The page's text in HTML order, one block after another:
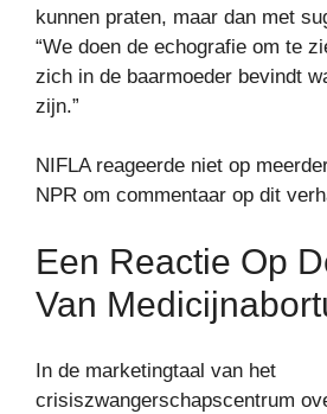
kunnen praten, maar dan met
“We doen de echografie om te
zich in de baarmoeder bevindt
zijn.”
NIFLA reageerde niet op
NPR om commentaar op dit
Een Reactie Op
Van
In de marketingtaal van het
crisiszwangerschapscentrum